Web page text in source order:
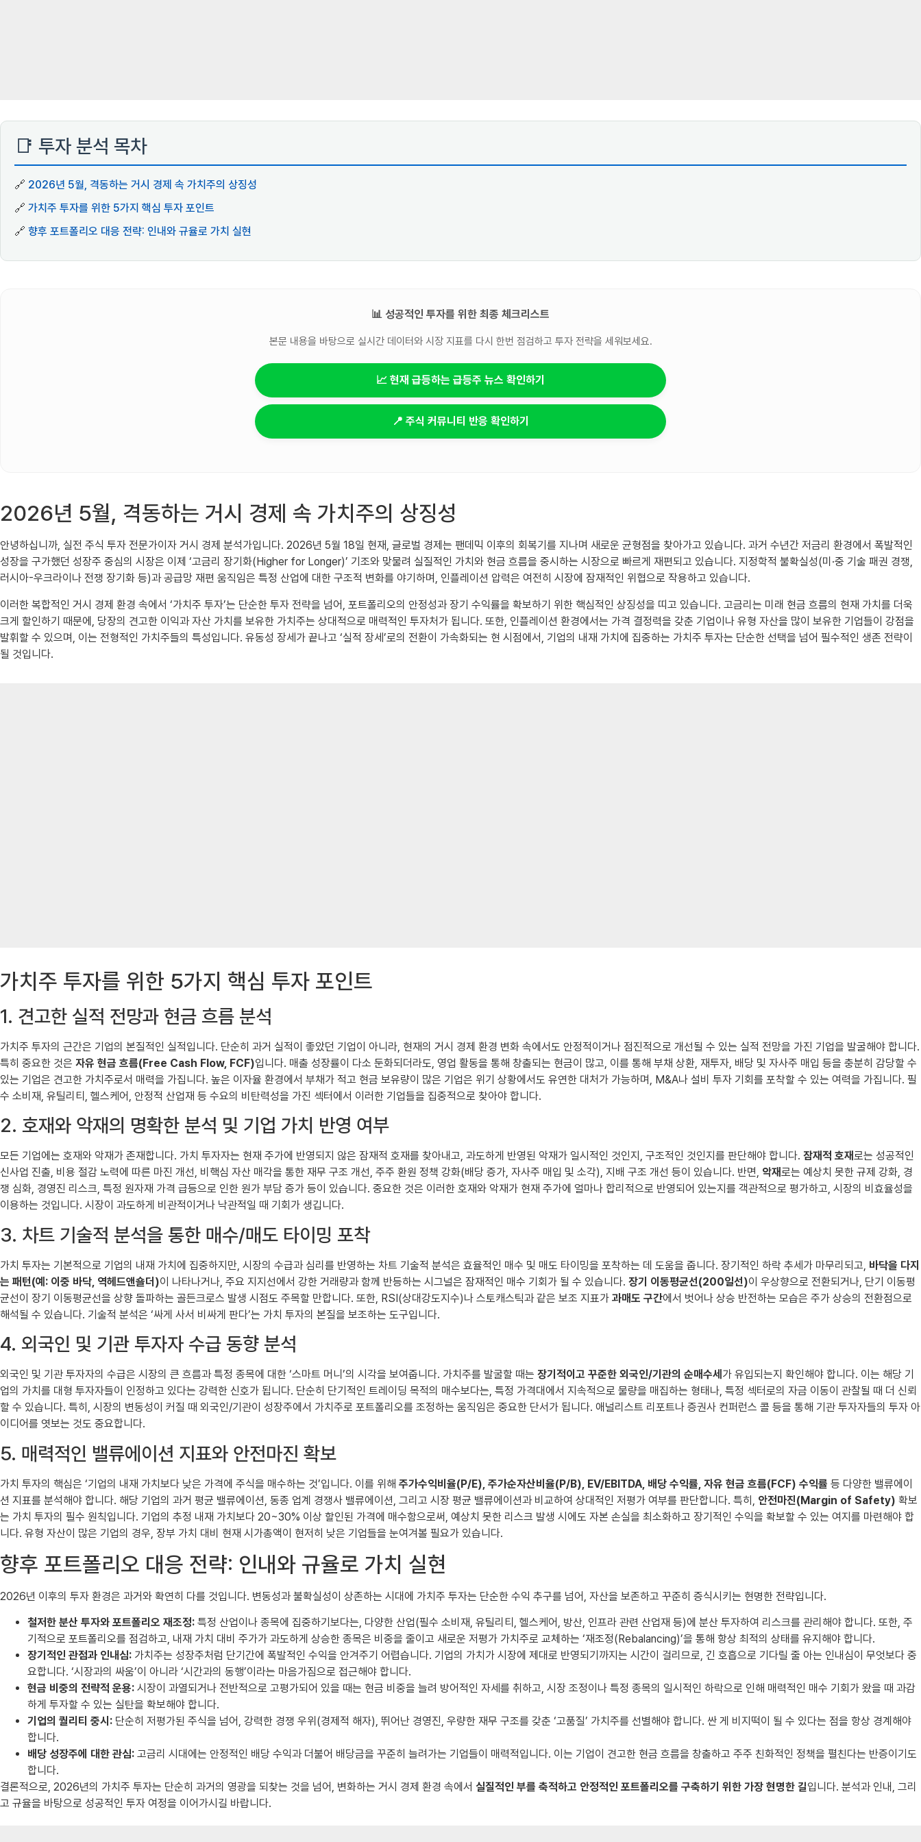
📑 투자 분석 목차
🔗 2026년 5월, 격동하는 거시 경제 속 가치주의 상징성
🔗 가치주 투자를 위한 5가지 핵심 투자 포인트
🔗 향후 포트폴리오 대응 전략: 인내와 규율로 가치 실현
📊 성공적인 투자를 위한 최종 체크리스트
본문 내용을 바탕으로 실시간 데이터와 시장 지표를 다시 한번 점검하고 투자 전략을 세워보세요.
📈 현재 급등하는 급등주 뉴스 확인하기
📍 주식 커뮤니티 반응 확인하기
2026년 5월, 격동하는 거시 경제 속 가치주의 상징성
안녕하십니까, 실전 주식 투자 전문가이자 거시 경제 분석가입니다. 2026년 5월 18일 현재, 글로벌 경제는 팬데믹 이후의 회복기를 지나며 새로운 균형점을 찾아가고 있습니다. 과거 수년간 저금리 환경에서 폭발적인
성장을 구가했던 성장주 중심의 시장은 이제 ‘고금리 장기화(Higher for Longer)’ 기조와 맞물려 실질적인 가치와 현금 흐름을 중시하는 시장으로 빠르게 재편되고 있습니다. 지정학적 불확실성(미·중 기술 패권 경쟁,
러시아-우크라이나 전쟁 장기화 등)과 공급망 재편 움직임은 특정 산업에 대한 구조적 변화를 야기하며, 인플레이션 압력은 여전히 시장에 잠재적인 위협으로 작용하고 있습니다.
이러한 복합적인 거시 경제 환경 속에서 ‘가치주 투자’는 단순한 투자 전략을 넘어, 포트폴리오의 안정성과 장기 수익률을 확보하기 위한 핵심적인 상징성을 띠고 있습니다. 고금리는 미래 현금 흐름의 현재 가치를 더욱
크게 할인하기 때문에, 당장의 견고한 이익과 자산 가치를 보유한 가치주는 상대적으로 매력적인 투자처가 됩니다. 또한, 인플레이션 환경에서는 가격 결정력을 갖춘 기업이나 유형 자산을 많이 보유한 기업들이 강점을
발휘할 수 있으며, 이는 전형적인 가치주들의 특성입니다. 유동성 장세가 끝나고 ‘실적 장세’로의 전환이 가속화되는 현 시점에서, 기업의 내재 가치에 집중하는 가치주 투자는 단순한 선택을 넘어 필수적인 생존 전략이
될 것입니다.
가치주 투자를 위한 5가지 핵심 투자 포인트
1. 견고한 실적 전망과 현금 흐름 분석
가치주 투자의 근간은 기업의 본질적인 실적입니다. 단순히 과거 실적이 좋았던 기업이 아니라, 현재의 거시 경제 환경 변화 속에서도 안정적이거나 점진적으로 개선될 수 있는 실적 전망을 가진 기업을 발굴해야 합니다.
특히 중요한 것은 자유 현금 흐름(Free Cash Flow, FCF)입니다. 매출 성장률이 다소 둔화되더라도, 영업 활동을 통해 창출되는 현금이 많고, 이를 통해 부채 상환, 재투자, 배당 및 자사주 매입 등을 충분히 감당할 수
있는 기업은 견고한 가치주로서 매력을 가집니다. 높은 이자율 환경에서 부채가 적고 현금 보유량이 많은 기업은 위기 상황에서도 유연한 대처가 가능하며, M&A나 설비 투자 기회를 포착할 수 있는 여력을 가집니다. 필
수 소비재, 유틸리티, 헬스케어, 안정적 산업재 등 수요의 비탄력성을 가진 섹터에서 이러한 기업들을 집중적으로 찾아야 합니다.
2. 호재와 악재의 명확한 분석 및 기업 가치 반영 여부
모든 기업에는 호재와 악재가 존재합니다. 가치 투자자는 현재 주가에 반영되지 않은 잠재적 호재를 찾아내고, 과도하게 반영된 악재가 일시적인 것인지, 구조적인 것인지를 판단해야 합니다. 잠재적 호재로는 성공적인
신사업 진출, 비용 절감 노력에 따른 마진 개선, 비핵심 자산 매각을 통한 재무 구조 개선, 주주 환원 정책 강화(배당 증가, 자사주 매입 및 소각), 지배 구조 개선 등이 있습니다. 반면, 악재로는 예상치 못한 규제 강화, 경
쟁 심화, 경영진 리스크, 특정 원자재 가격 급등으로 인한 원가 부담 증가 등이 있습니다. 중요한 것은 이러한 호재와 악재가 현재 주가에 얼마나 합리적으로 반영되어 있는지를 객관적으로 평가하고, 시장의 비효율성을
이용하는 것입니다. 시장이 과도하게 비관적이거나 낙관적일 때 기회가 생깁니다.
3. 차트 기술적 분석을 통한 매수/매도 타이밍 포착
가치 투자는 기본적으로 기업의 내재 가치에 집중하지만, 시장의 수급과 심리를 반영하는 차트 기술적 분석은 효율적인 매수 및 매도 타이밍을 포착하는 데 도움을 줍니다. 장기적인 하락 추세가 마무리되고, 바닥을 다지
는 패턴(예: 이중 바닥, 역헤드앤숄더)이 나타나거나, 주요 지지선에서 강한 거래량과 함께 반등하는 시그널은 잠재적인 매수 기회가 될 수 있습니다. 장기 이동평균선(200일선)이 우상향으로 전환되거나, 단기 이동평
균선이 장기 이동평균선을 상향 돌파하는 골든크로스 발생 시점도 주목할 만합니다. 또한, RSI(상대강도지수)나 스토캐스틱과 같은 보조 지표가 과매도 구간에서 벗어나 상승 반전하는 모습은 주가 상승의 전환점으로
해석될 수 있습니다. 기술적 분석은 ‘싸게 사서 비싸게 판다’는 가치 투자의 본질을 보조하는 도구입니다.
4. 외국인 및 기관 투자자 수급 동향 분석
외국인 및 기관 투자자의 수급은 시장의 큰 흐름과 특정 종목에 대한 ‘스마트 머니’의 시각을 보여줍니다. 가치주를 발굴할 때는 장기적이고 꾸준한 외국인/기관의 순매수세 가 유입되는지 확인해야 합니다. 이는 해당 기
업의 가치를 대형 투자자들이 인정하고 있다는 강력한 신호가 됩니다. 단순히 단기적인 트레이딩 목적의 매수보다는, 특정 가격대에서 지속적으로 물량을 매집하는 형태나, 특정 섹터로의 자금 이동이 관찰될 때 더 신뢰
할 수 있습니다. 특히, 시장의 변동성이 커질 때 외국인/기관이 성장주에서 가치주로 포트폴리오를 조정하는 움직임은 중요한 단서가 됩니다. 애널리스트 리포트나 증권사 컨퍼런스 콜 등을 통해 기관 투자자들의 투자 아
이디어를 엿보는 것도 중요합니다.
5. 매력적인 밸류에이션 지표와 안전마진 확보
가치 투자의 핵심은 ‘기업의 내재 가치보다 낮은 가격에 주식을 매수하는 것’입니다. 이를 위해 주가수익비율(P/E), 주가순자산비율(P/B), EV/EBITDA, 배당 수익률, 자유 현금 흐름(FCF) 수익률 등 다양한 밸류에이
션 지표를 분석해야 합니다. 해당 기업의 과거 평균 밸류에이션, 동종 업계 경쟁사 밸류에이션, 그리고 시장 평균 밸류에이션과 비교하여 상대적인 저평가 여부를 판단합니다. 특히, 안전마진(Margin of Safety) 확보
는 가치 투자의 필수 원칙입니다. 기업의 추정 내재 가치보다 20~30% 이상 할인된 가격에 매수함으로써, 예상치 못한 리스크 발생 시에도 자본 손실을 최소화하고 장기적인 수익을 확보할 수 있는 여지를 마련해야 합
니다. 유형 자산이 많은 기업의 경우, 장부 가치 대비 현재 시가총액이 현저히 낮은 기업들을 눈여겨볼 필요가 있습니다.
향후 포트폴리오 대응 전략: 인내와 규율로 가치 실현
2026년 이후의 투자 환경은 과거와 확연히 다를 것입니다. 변동성과 불확실성이 상존하는 시대에 가치주 투자는 단순한 수익 추구를 넘어, 자산을 보존하고 꾸준히 증식시키는 현명한 전략입니다.
철저한 분산 투자와 포트폴리오 재조정: 특정 산업이나 종목에 집중하기보다는, 다양한 산업(필수 소비재, 유틸리티, 헬스케어, 방산, 인프라 관련 산업재 등)에 분산 투자하여 리스크를 관리해야 합니다. 또한, 주
기적으로 포트폴리오를 점검하고, 내재 가치 대비 주가가 과도하게 상승한 종목은 비중을 줄이고 새로운 저평가 가치주로 교체하는 ‘재조정(Rebalancing)’을 통해 항상 최적의 상태를 유지해야 합니다.
장기적인 관점과 인내심: 가치주는 성장주처럼 단기간에 폭발적인 수익을 안겨주기 어렵습니다. 기업의 가치가 시장에 제대로 반영되기까지는 시간이 걸리므로, 긴 호흡으로 기다릴 줄 아는 인내심이 무엇보다 중
요합니다. ‘시장과의 싸움’이 아니라 ‘시간과의 동행’이라는 마음가짐으로 접근해야 합니다.
현금 비중의 전략적 운용: 시장이 과열되거나 전반적으로 고평가되어 있을 때는 현금 비중을 늘려 방어적인 자세를 취하고, 시장 조정이나 특정 종목의 일시적인 하락으로 인해 매력적인 매수 기회가 왔을 때 과감
하게 투자할 수 있는 실탄을 확보해야 합니다.
기업의 퀄리티 중시: 단순히 저평가된 주식을 넘어, 강력한 경쟁 우위(경제적 해자), 뛰어난 경영진, 우량한 재무 구조를 갖춘 ‘고품질’ 가치주를 선별해야 합니다. 싼 게 비지떡이 될 수 있다는 점을 항상 경계해야
합니다.
배당 성장주에 대한 관심: 고금리 시대에는 안정적인 배당 수익과 더불어 배당금을 꾸준히 늘려가는 기업들이 매력적입니다. 이는 기업이 견고한 현금 흐름을 창출하고 주주 친화적인 정책을 펼친다는 반증이기도
합니다.
결론적으로, 2026년의 가치주 투자는 단순히 과거의 영광을 되찾는 것을 넘어, 변화하는 거시 경제 환경 속에서 실질적인 부를 축적하고 안정적인 포트폴리오를 구축하기 위한 가장 현명한 길입니다. 분석과 인내, 그리
고 규율을 바탕으로 성공적인 투자 여정을 이어가시길 바랍니다.